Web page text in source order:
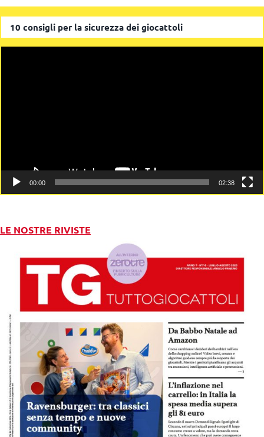
10 consigli per la sicurezza dei giocattoli
00:00 02:38
LE NOSTRE RIVISTE